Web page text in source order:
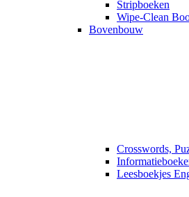
Stripboeken
Wipe-Clean
Bovenbouw
Crosswords,
Leesboekjes